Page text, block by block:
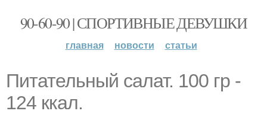
90-60-90 | СПОРТИВНЫЕ ДЕВУШКИ
главная новости статьи
Питательный салат. 100 гр -
124 ккал.